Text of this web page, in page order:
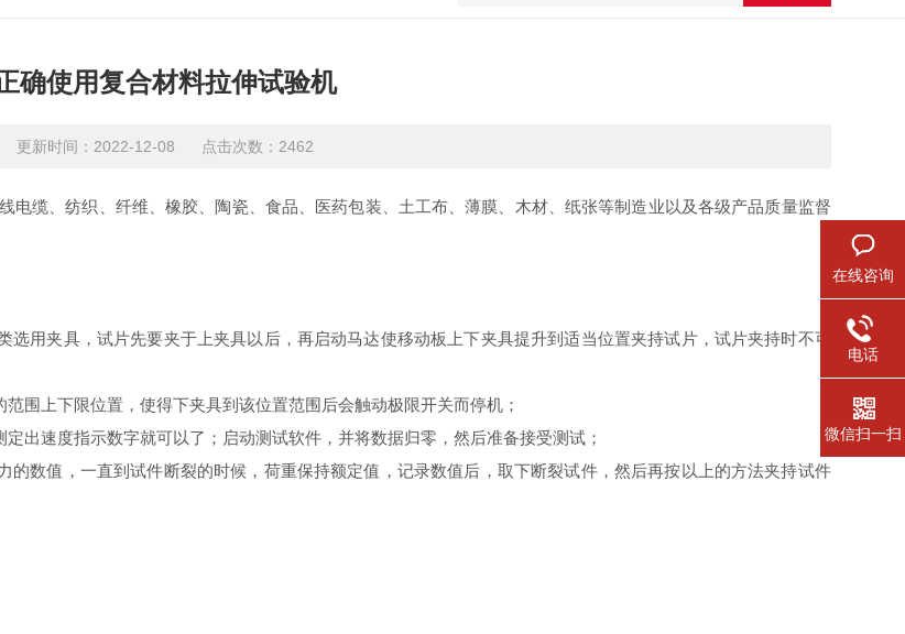
确使用复合材料拉伸试验机
更新时间：2022-12-08 点击次数：2462
电缆、纺织、纤维、橡胶、陶瓷、食品、医药包装、土工布、薄膜、木材、纸张等制造业以及各级产品质量监督
用夹具，试片先要夹于上夹具以后，再启动马达使移动板上下夹具提升到适当位置夹持试片，试片夹持时不可
围上下限位置，使得下夹具到该位置范围后会触动极限开关而停机；
出速度指示数字就可以了；启动测试软件，并将数据归零，然后准备接受测试；
数值，一直到试件断裂的时候，荷重保持额定值，记录数值后，取下断裂试件，然后再按以上的方法夹持试件
在线咨询
电话
微信扫一扫